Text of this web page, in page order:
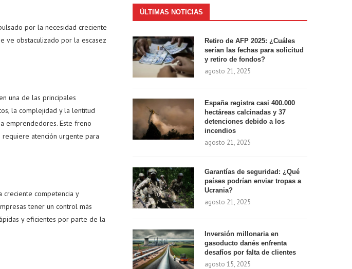
por la necesidad creciente
ve obstaculizado por la escasez
una de las principales
la complejidad y la lentitud
emprendedores. Este freno
atención urgente para
creciente competencia y
tener un control más
y eficientes por parte de la
ÚLTIMAS NOTICIAS
Retiro de AFP 2025: ¿Cuáles
serían las fechas para solicitud
y retiro de fondos?
agosto 21, 2025
España registra casi 400.000
hectáreas calcinadas y 37
detenciones debido a los
incendios
agosto 21, 2025
Garantías de seguridad: ¿Qué
países podrían enviar tropas a
Ucrania?
agosto 21, 2025
Inversión millonaria en
gasoducto danés enfrenta
desafíos por falta de clientes
agosto 15, 2025